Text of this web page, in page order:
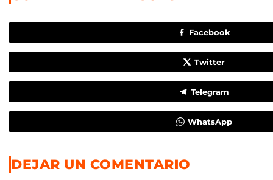
Facebook
Twitter
Telegram
WhatsApp
DEJAR UN COMENTARIO